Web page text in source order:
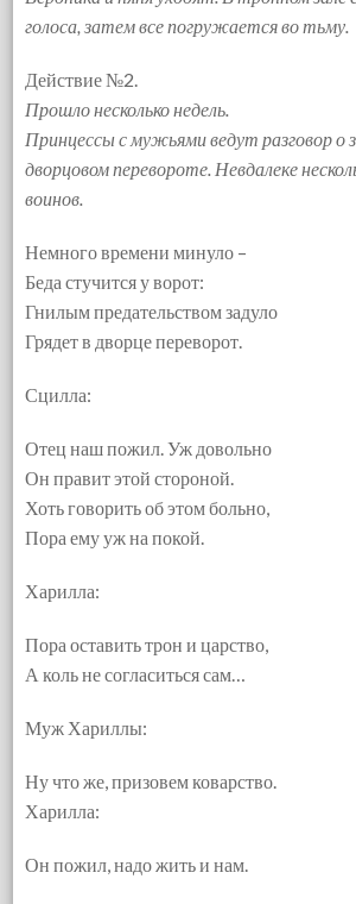
голоса, затем все погружается во тьму.
Действие №2.
Прошло несколько недель.
Принцессы с мужьями ведут разговор о
дворцовом перевороте. Невдалеке
воинов.
Немного времени минуло –
Беда стучится у ворот:
Гнилым предательством задуло
Грядет в дворце переворот.
Сцилла:
Отец наш пожил. Уж довольно
Он правит этой стороной.
Хоть говорить об этом больно,
Пора ему уж на покой.
Харилла:
Пора оставить трон и царство,
А коль не согласиться сам…
Муж Хариллы:
Ну что же, призовем коварство.
Харилла:
Он пожил, надо жить и нам.